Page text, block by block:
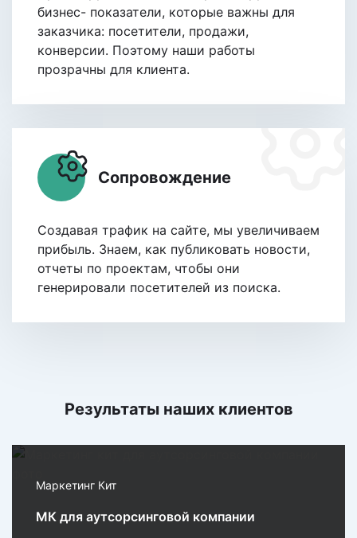
бизнес- показатели, которые важны для
заказчика: посетители, продажи,
конверсии. Поэтому наши работы
прозрачны для клиента.
Сопровождение
Создавая трафик на сайте, мы увеличиваем
прибыль. Знаем, как публиковать новости,
отчеты по проектам, чтобы они
генерировали посетителей из поиска.
Результаты наших клиентов
Маркетинг Кит
МК для аутсорсинговой компании